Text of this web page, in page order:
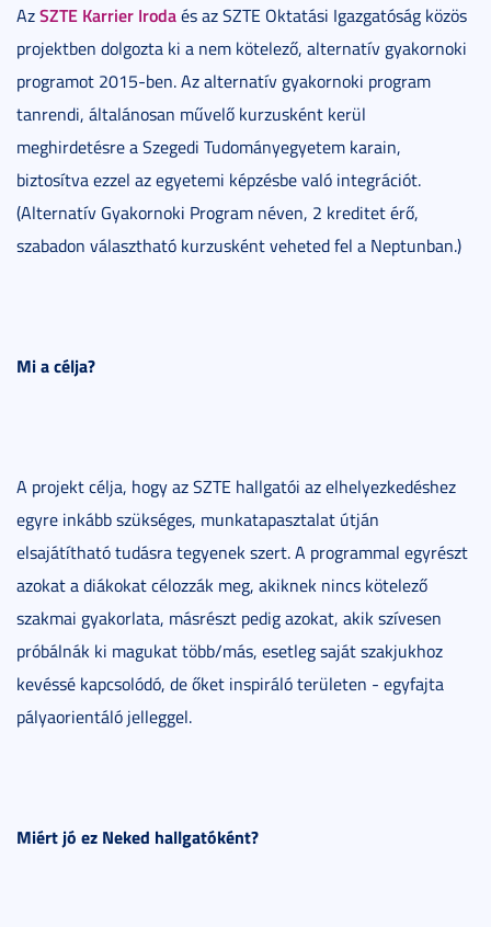
AzSZTE Karrier Irodaés az SZTE Oktatási Igazgatóság közös
projektben dolgozta ki a nem kötelező, alternatív gyakornoki
programot 2015-ben. Az alternatív gyakornoki program
tanrendi, általánosan művelő kurzusként kerül
meghirdetésre a Szegedi Tudományegyetem karain,
biztosítva ezzel az egyetemi képzésbe való integrációt.
(Alternatív Gyakornoki Program néven, 2 kreditet érő,
szabadon választható kurzusként veheted fel a Neptunban.)
Mi a célja?
A projekt célja, hogy az SZTE hallgatói az elhelyezkedéshez
egyre inkább szükséges, munkatapasztalat útján
elsajátítható tudásra tegyenek szert. A programmal egyrészt
azokat a diákokat célozzák meg, akiknek nincs kötelező
szakmai gyakorlata, másrészt pedig azokat, akik szívesen
próbálnák ki magukat több/más, esetleg saját szakjukhoz
kevéssé kapcsolódó, de őket inspiráló területen - egyfajta
pályaorientáló jelleggel.
Miért jó ez Neked hallgatóként?